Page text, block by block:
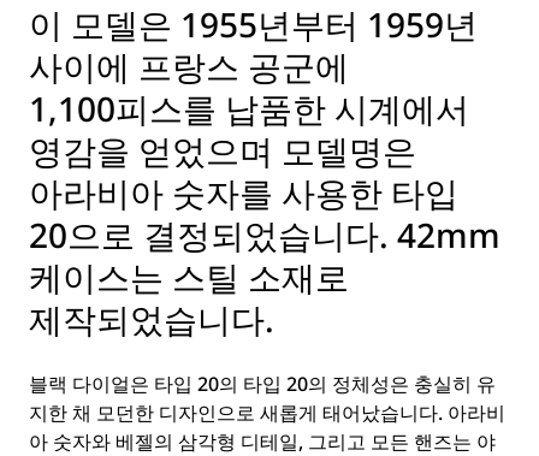
이 모델은 1955년부터 1959년
사이에 프랑스 공군에
1,100피스를 납품한 시계에서
영감을 얻었으며 모델명은
아라비아 숫자를 사용한 타입
20으로 결정되었습니다. 42mm
케이스는 스틸 소재로
제작되었습니다.
블랙 다이얼은 타입 20의 타입 20의 정체성은 충실히 유
지한 채 모던한 디자인으로 새롭게 태어났습니다. 아라비
아 숫자와 베젤의 삼각형 디테일, 그리고 모든 핸즈는 야